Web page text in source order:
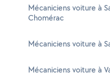
Mécaniciens voiture à
Chomérac
Mécaniciens voiture à
Mécaniciens voiture à